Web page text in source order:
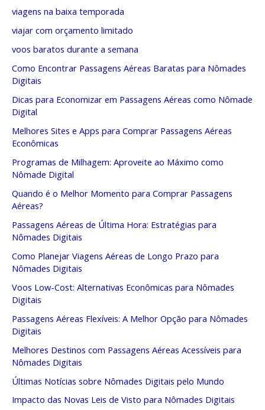
viagens na baixa temporada
viajar com orçamento limitado
voos baratos durante a semana
Como Encontrar Passagens Aéreas Baratas para Nômades
Digitais
Dicas para Economizar em Passagens Aéreas como Nômade
Digital
Melhores Sites e Apps para Comprar Passagens Aéreas
Econômicas
Programas de Milhagem: Aproveite ao Máximo como
Nômade Digital
Quando é o Melhor Momento para Comprar Passagens
Aéreas?
Passagens Aéreas de Última Hora: Estratégias para
Nômades Digitais
Como Planejar Viagens Aéreas de Longo Prazo para
Nômades Digitais
Voos Low-Cost: Alternativas Econômicas para Nômades
Digitais
Passagens Aéreas Flexíveis: A Melhor Opção para Nômades
Digitais
Melhores Destinos com Passagens Aéreas Acessíveis para
Nômades Digitais
Últimas Notícias sobre Nômades Digitais pelo Mundo
Impacto das Novas Leis de Visto para Nômades Digitais